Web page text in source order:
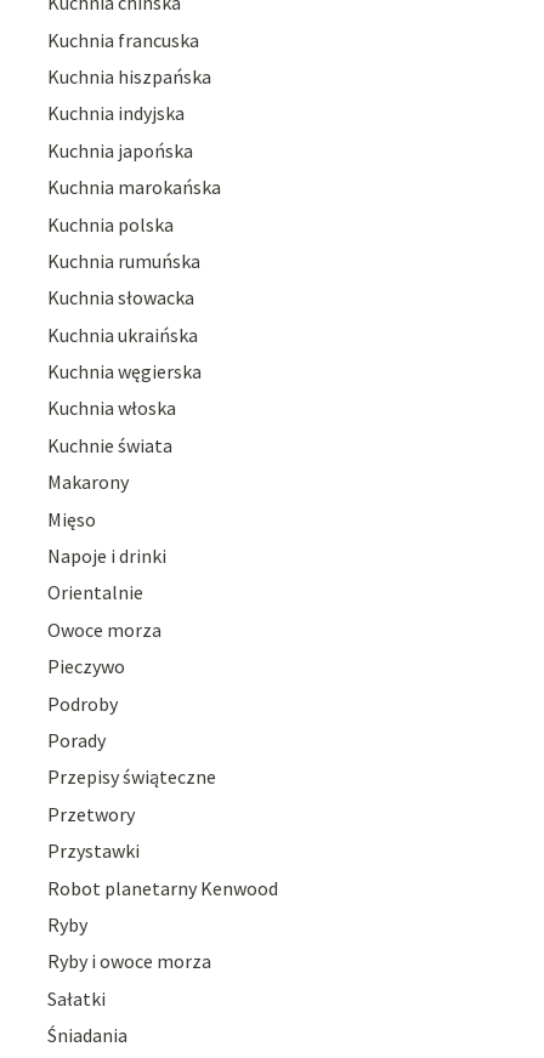
Kuchnia francuska
Kuchnia hiszpańska
Kuchnia indyjska
Kuchnia japońska
Kuchnia marokańska
Kuchnia polska
Kuchnia rumuńska
Kuchnia słowacka
Kuchnia ukraińska
Kuchnia węgierska
Kuchnia włoska
Kuchnie świata
Makarony
Mięso
Napoje i drinki
Orientalnie
Owoce morza
Pieczywo
Podroby
Porady
Przepisy świąteczne
Przetwory
Przystawki
Robot planetarny Kenwood
Ryby
Ryby i owoce morza
Sałatki
Śniadania